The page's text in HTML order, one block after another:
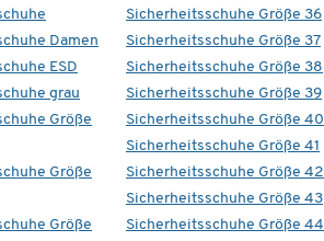
Damen
ESD
grau
Größe
Größe
Größe
Sicherheitsschuhe Größe 36
Sicherheitsschuhe Größe 37
Sicherheitsschuhe Größe 38
Sicherheitsschuhe Größe 39
Sicherheitsschuhe Größe 40
Sicherheitsschuhe Größe 41
Sicherheitsschuhe Größe 42
Sicherheitsschuhe Größe 43
Sicherheitsschuhe Größe 44